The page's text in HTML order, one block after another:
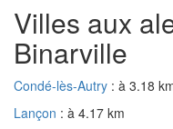
Villes aux
Binarville
Condé-lès-Autry : à 3.18
Lançon : à 4.17 km